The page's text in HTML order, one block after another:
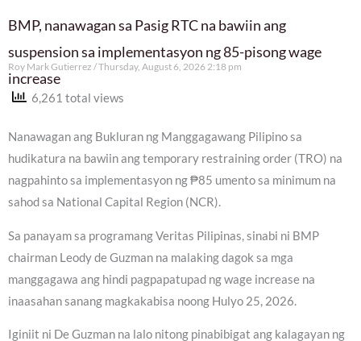
BMP, nanawagan sa Pasig RTC na bawiin ang
suspension sa implementasyon ng 85-pisong wage
increase
Roy Mark Gutierrez Thursday, August 6, 2026 2:18 pm
6,261 total views
Nanawagan ang Bukluran ng Manggagawang Pilipino sa
hudikatura na bawiin ang temporary restraining order (TRO) na
nagpahinto sa implementasyon ng ₱85 umento sa minimum na
sahod sa National Capital Region (NCR).
Sa panayam sa programang Veritas Pilipinas, sinabi ni BMP
chairman Leody de Guzman na malaking dagok sa mga
manggagawa ang hindi pagpapatupad ng wage increase na
inaasahan sanang magkakabisa noong Hulyo 25, 2026.
Iginiit ni De Guzman na lalo nitong pinabibigat ang kalagayan ng